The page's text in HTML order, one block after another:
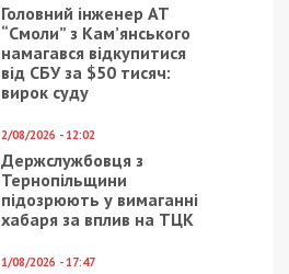
Головний інженер АТ
“Смоли” з Кам’янського
намагався відкупитися
від СБУ за $50 тисяч:
вирок суду
2/08/2026 - 12:02
Держслужбовця з
Тернопільщини
підозрюють у вимаганні
хабаря за вплив на ТЦК
1/08/2026 - 17:47